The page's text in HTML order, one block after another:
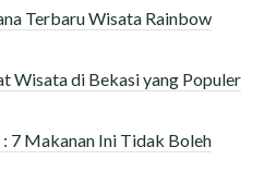
Terbaru Wisata Rainbow
Wisata di Bekasi yang Populer
7 Makanan Ini Tidak Boleh